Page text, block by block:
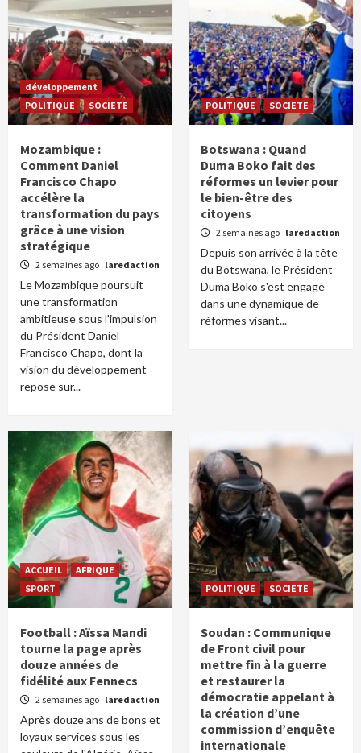
développement
POLITIQUE
SOCIETE
Mozambique :
Comment Daniel
Francisco Chapo
accélère la
transformation du pays
grâce à une vision
stratégique
2 semaines ago laredaction
Le Mozambique poursuit
une transformation
ambitieuse sous l'impulsion
du Président Daniel
Francisco Chapo, dont la
vision du développement
repose sur...
POLITIQUE SOCIETE
Botswana : Quand
Duma Boko fait des
réformes un levier pour
le bien-être des
citoyens
2 semaines ago laredaction
Depuis son arrivée à la tête
du Botswana, le Président
Duma Boko s'est engagé
dans une dynamique de
réformes visant...
ACCUEIL
AFRIQUE
SPORT
Football : Aïssa Mandi
tourne la page après
douze années de
fidélité aux Fennecs
2 semaines ago laredaction
Après douze ans de bons et
loyaux services sous les
POLITIQUE SOCIETE
Soudan : Communique
de Front civil pour
mettre fin à la guerre
et restaurer la
démocratie appelant à
la création d’une
commission d’enquête
internationale